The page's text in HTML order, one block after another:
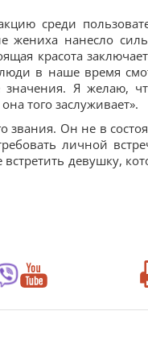
среди
жениха нанесло
красота
в наше время
Я желаю,
того заслуживает».
звания. Он не в
личной
девушку,